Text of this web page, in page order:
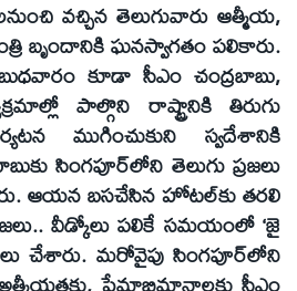
వచ్చిన తెలుగువారు ఆత్మీయ,
బృందానికి ఘనస్వాగతం పలికారు.
కూడా సీఎం చంద్రబాబు,
పాల్గొని రాష్ట్రానికి తిరుగు
ముగించుకుని స్వదేశానికి
సింగపూర్‌లోని తెలుగు ప్రజలు
ఆయన బసచేసిన హోటల్‌కు తరలి
వీడ్కోలు పలికే సమయంలో ‘జై
చేశారు. మరోవైపు సింగపూర్‌లోని